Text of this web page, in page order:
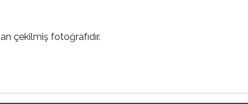
çekilmiş fotoğrafıdır.